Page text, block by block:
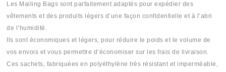
Les Mailing Bags sont parfaitement adaptés pour expédier des
vêtements et des produits légers d’une façon confidentielle et à l’abri
de l’humidité.
Ils sont économiques et légers, pour réduire le poids et le volume de
vos envois et vous permettre d’économiser sur les frais de livraison.
Ces sachets, fabriquées en polyéthylène très résistant et imperméable,